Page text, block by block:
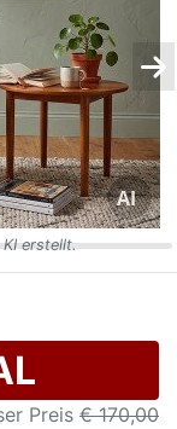
KI erstellt.
Preis € 170,00